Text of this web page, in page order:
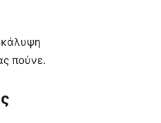
πούνε.